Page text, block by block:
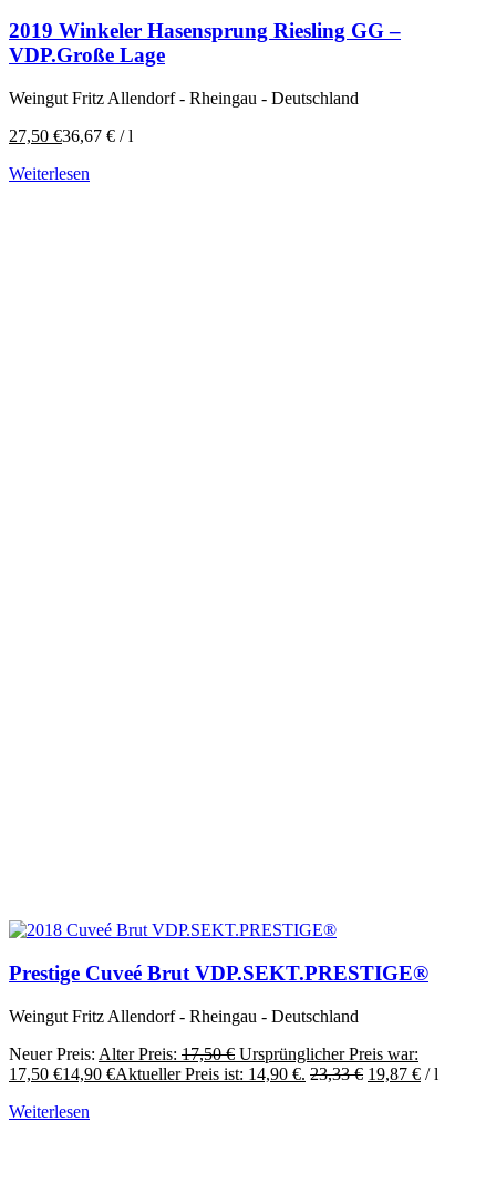
2019 Winkeler Hasensprung Riesling GG –
VDP.Große Lage
Weingut Fritz Allendorf - Rheingau - Deutschland
27,50 €36,67 € /l
Weiterlesen
Prestige Cuveé Brut VDP.SEKT.PRESTIGE®
Weingut Fritz Allendorf - Rheingau - Deutschland
Neuer Preis: Alter Preis: 17,50€ Ursprünglicher Preis war:
17,50 €14,90 €Aktueller Preis ist: 14,90 €. 23,33€ 19,87 € /l
Weiterlesen